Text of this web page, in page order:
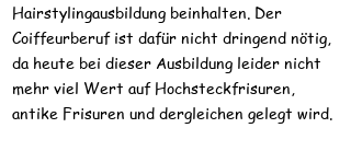
Hairstylingausbildung beinhalten. Der
Coiffeurberuf ist dafür nicht dringend nötig,
da heute bei dieser Ausbildung leider nicht
mehr viel Wert auf Hochsteckfrisuren,
antike Frisuren und dergleichen gelegt wird.